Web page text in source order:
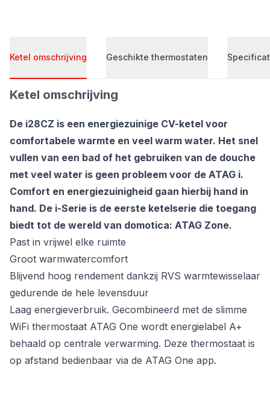
Ketel omschrijving Geschikte thermostaten
Ketel omschrijving
De i28CZ is een energiezuinige CV-ketel voor
comfortabele warmte en veel warm water. Het snel
vullen van een bad of het gebruiken van de douche
met veel water is geen probleem voor de ATAG i.
Comfort en energiezuinigheid gaan hierbij hand in
hand. De i-Serie is de eerste ketelserie die toegang
biedt tot de wereld van domotica: ATAG Zone.
Past in vrijwel elke ruimte
Groot warmwatercomfort
Blijvend hoog rendement dankzij RVS warmtewisselaar
gedurende de hele levensduur
Laag energieverbruik. Gecombineerd met de slimme
WiFi thermostaat ATAG One wordt energielabel A+
behaald op centrale verwarming. Deze thermostaat is
op afstand bedienbaar via de ATAG One app.